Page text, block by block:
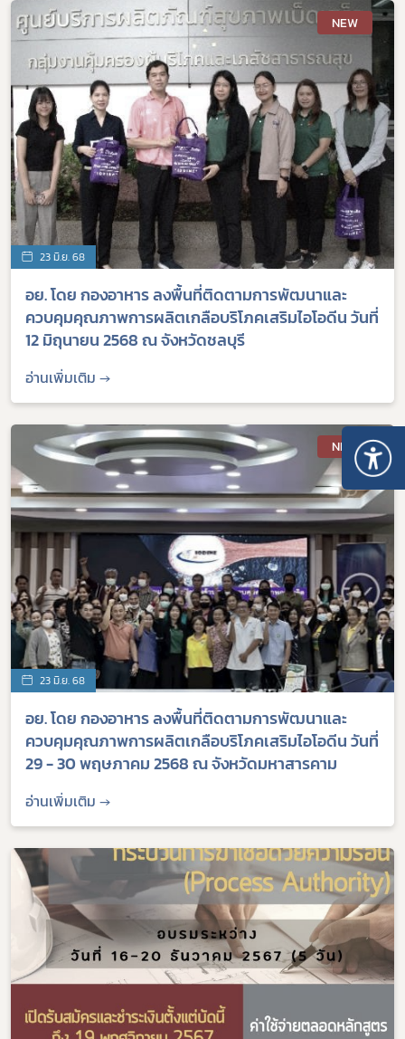
NEW
23 มิ.ย. 68
อย. โดย กองอาหาร ลงพื้นที่ติดตามการพัฒนาและ
ควบคุมคุณภาพการผลิตเกลือบริโภคเสริมไอโอดีน วันที่
12 มิถุนายน 2568 ณ จังหวัดชลบุรี
อ่านเพิ่มเติม →
NEW
23 มิ.ย. 68
อย. โดย กองอาหาร ลงพื้นที่ติดตามการพัฒนาและ
ควบคุมคุณภาพการผลิตเกลือบริโภคเสริมไอโอดีน วันที่
29 - 30 พฤษภาคม 2568 ณ จังหวัดมหาสารคาม
อ่านเพิ่มเติม →